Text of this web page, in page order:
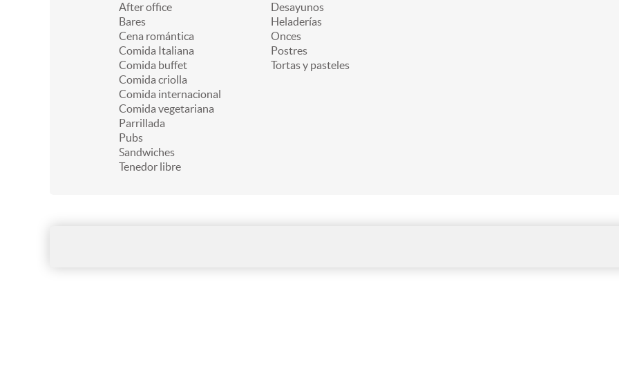
After office
Bares
Cena romántica
Comida Italiana
Comida buffet
Comida criolla
Comida internacional
Comida vegetariana
Parrillada
Pubs
Sandwiches
Tenedor libre
Desayunos
Heladerías
Onces
Postres
Tortas y pasteles